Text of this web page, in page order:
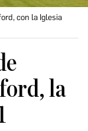
con la Iglesia
la